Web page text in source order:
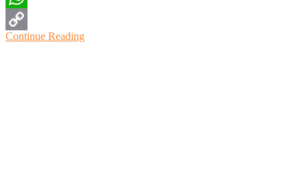
WhatsApp
Copy
Continue Reading